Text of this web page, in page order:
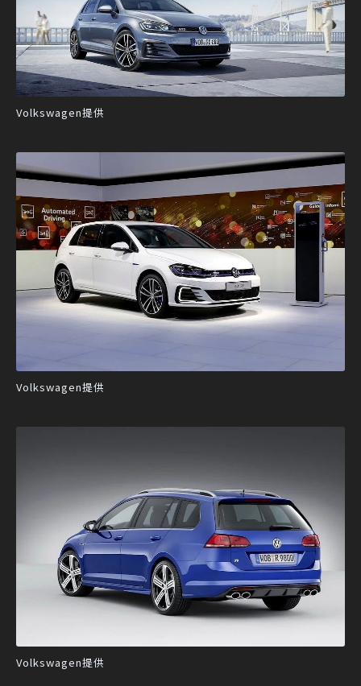
Volkswagen提供
Volkswagen提供
Volkswagen提供